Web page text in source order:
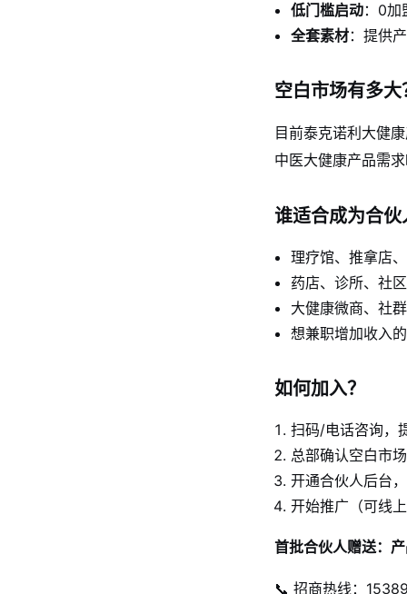
低门槛启动：0加
全套素材：提供
空白市场有多大
目前泰克诺利大健
中医大健康产品需
谁适合成为合伙
理疗馆、推拿店
药店、诊所、社
大健康微商、社
想兼职增加收入
如何加入？
扫码/电话咨询，
总部确认空白市
开通合伙人后台
开始推广（可线
首批合伙人赠送：
📞 招商热线：